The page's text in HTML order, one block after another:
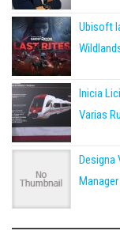
Ubisoft
Inicia
Varias
Designa